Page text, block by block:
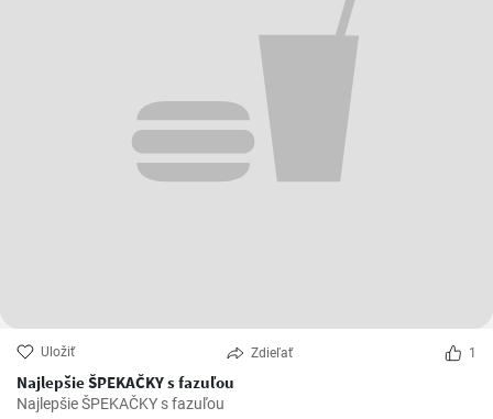
Uložiť Zdieľať 1
Najlepšie ŠPEKAČKY s fazuľou
Najlepšie ŠPEKAČKY s fazuľou